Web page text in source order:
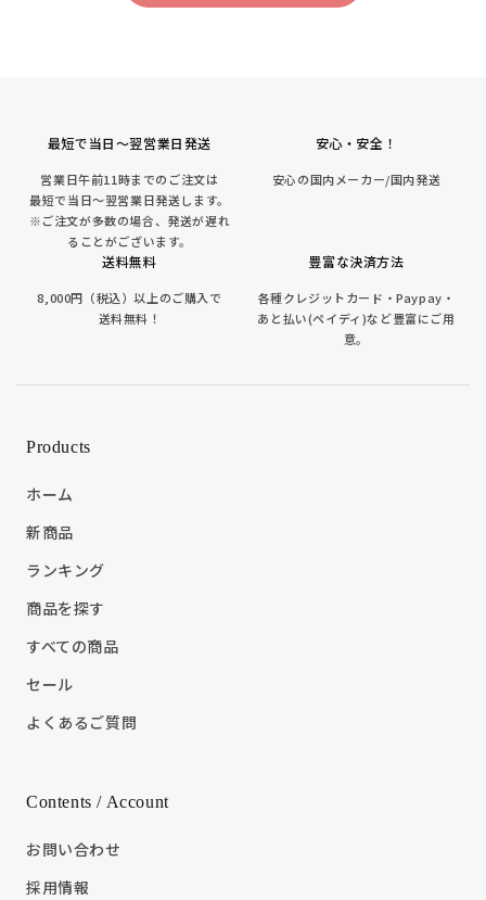
最短で当日～翌営業日発送
営業日午前11時までのご注文は
最短で当日～翌営業日発送します。
※ご注文が多数の場合、発送が遅れ
ることがございます。
安心・安全！
安心の国内メーカー/国内発送
送料無料
8,000円（税込）以上のご購入で
送料無料！
豊富な決済方法
各種クレジットカード・Paypay・
あと払い(ペイディ)など豊富にご用
意。
Products
ホーム
新商品
ランキング
商品を探す
すべての商品
セール
よくあるご質問
Contents / Account
お問い合わせ
採用情報